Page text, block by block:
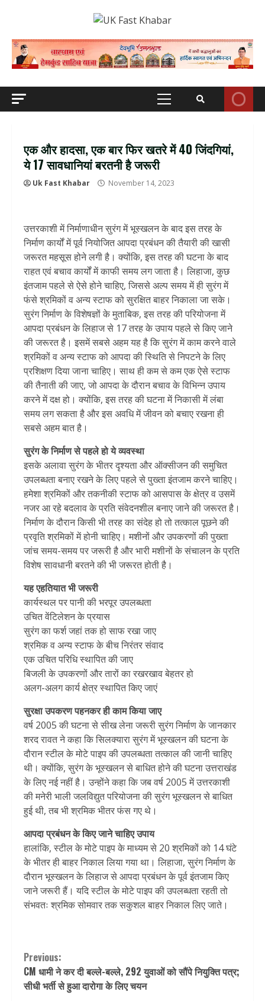
Primary
एक और हादसा, एक बार फिर खतरे में 40 जिंदगियां,
ये 17 सावधानियां बरतनी है जरूरी
Uk Fast Khabar November 14, 2023
उत्तरकाशी में निर्माणाधीन सुरंग में भूस्खलन के बाद इस तरह के
निर्माण कार्यों में पूर्व नियोजित आपदा प्रबंधन की तैयारी की खासी
जरूरत महसूस होने लगी है। क्योंकि, इस तरह की घटना के बाद
राहत एवं बचाव कार्यों में काफी समय लग जाता है। लिहाजा, कुछ
इंतजाम पहले से ऐसे होने चाहिए, जिससे अल्प समय में ही सुरंग में
फंसे श्रमिकों व अन्य स्टाफ को सुरक्षित बाहर निकाला जा सके।
सुरंग निर्माण के विशेषज्ञों के मुताबिक, इस तरह की परियोजना में
आपदा प्रबंधन के लिहाज से 17 तरह के उपाय पहले से किए जाने
की जरूरत है। इसमें सबसे अहम यह है कि सुरंग में काम करने वाले
श्रमिकों व अन्य स्टाफ को आपदा की स्थिति से निपटने के लिए
प्रशिक्षण दिया जाना चाहिए। साथ ही कम से कम एक ऐसे स्टाफ
की तैनाती की जाए, जो आपदा के दौरान बचाव के विभिन्न उपाय
करने में दक्ष हो। क्योंकि, इस तरह की घटना में निकासी में लंबा
समय लग सकता है और इस अवधि में जीवन को बचाए रखना ही
सबसे अहम बात है।
सुरंग के निर्माण से पहले हो ये व्यवस्था
इसके अलावा सुरंग के भीतर दृश्यता और ऑक्सीजन की समुचित
उपलब्धता बनाए रखने के लिए पहले से पुख्ता इंतजाम करने चाहिए।
हमेशा श्रमिकों और तकनीकी स्टाफ को आसपास के क्षेत्र व उसमें
नजर आ रहे बदलाव के प्रति संवेदनशील बनाए जाने की जरूरत है।
निर्माण के दौरान किसी भी तरह का संदेह हो तो तत्काल पूछने की
प्रवृति श्रमिकों में होनी चाहिए। मशीनों और उपकरणों की पुख्ता
जांच समय-समय पर जरूरी है और भारी मशीनों के संचालन के प्रति
विशेष सावधानी बरतने की भी जरूरत होती है।
यह एहतियात भी जरूरी
कार्यस्थल पर पानी की भरपूर उपलब्धता
उचित वेंटिलेशन के प्रयास
सुरंग का फर्श जहां तक हो साफ रखा जाए
श्रमिक व अन्य स्टाफ के बीच निरंतर संवाद
एक उचित परिधि स्थापित की जाए
बिजली के उपकरणों और तारों का रखरखाव बेहतर हो
अलग-अलग कार्य क्षेत्र स्थापित किए जाएं
सुरक्षा उपकरण पहनकर ही काम किया जाए
वर्ष 2005 की घटना से सीख लेना जरूरी सुरंग निर्माण के जानकार
शरद रावत ने कहा कि सिलक्यारा सुरंग में भूस्खलन की घटना के
दौरान स्टील के मोटे पाइप की उपलब्धता तत्काल की जानी चाहिए
थी। क्योंकि, सुरंग के भूस्खलन से बाधित होने की घटना उत्तराखंड
के लिए नई नहीं है। उन्होंने कहा कि जब वर्ष 2005 में उत्तरकाशी
की मनेरी भाली जलविद्युत परियोजना की सुरंग भूस्खलन से बाधित
हुई थी, तब भी श्रमिक भीतर फंस गए थे।
आपदा प्रबंधन के किए जाने चाहिए उपाय
हालांकि, स्टील के मोटे पाइप के माध्यम से 20 श्रमिकों को 14 घंटे
के भीतर ही बाहर निकाल लिया गया था। लिहाजा, सुरंग निर्माण के
दौरान भूस्खलन के लिहाज से आपदा प्रबंधन के पूर्व इंतजाम किए
जाने जरूरी हैं। यदि स्टील के मोटे पाइप की उपलब्धता रहती तो
संभवतः श्रमिक सोमवार तक सकुशल बाहर निकाल लिए जाते।
Continue
Reading
Previous:
CM धामी ने कर दी बल्ले-बल्ले, 292 युवाओं को सौंपे नियुक्ति पत्र;
सीधी भर्ती से हुआ दारोगा के लिए चयन